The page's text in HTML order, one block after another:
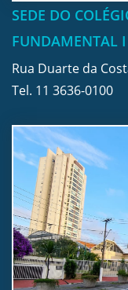
SEDE DO
FUNDAMENTAL I
Rua Duarte da
Tel. 11 3636-0100